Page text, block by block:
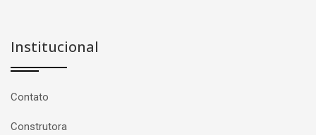
Institucional
Contato
Construtora